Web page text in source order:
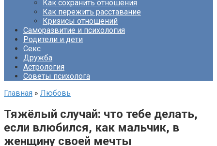
Как сохранить отношения
Как пережить расставание
Кризисы отношений
Саморазвитие и психология
Родители и дети
Секс
Дружба
Астрология
Советы психолога
Главная » Любовь
Тяжёлый случай: что тебе делать,
если влюбился, как мальчик, в
женщину своей мечты